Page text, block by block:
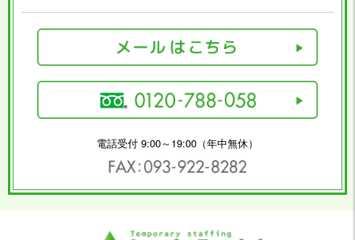
電話受付 9:00～19:00（年中無休）